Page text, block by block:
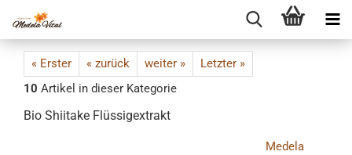
« Erster « zurück weiter »
Letzter »
10 Artikel in dieser Kategorie
Bio Shiitake Flüssigextrakt
Medela